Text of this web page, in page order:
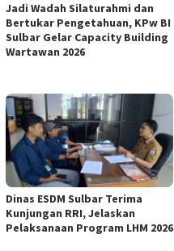
Jadi Wadah Silaturahmi dan
Bertukar Pengetahuan, KPw BI
Sulbar Gelar Capacity Building
Wartawan 2026
Dinas ESDM Sulbar Terima
Kunjungan RRI, Jelaskan
Pelaksanaan Program LHM 2026